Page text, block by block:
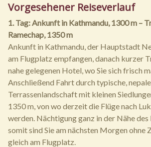
Vorgesehener Reiseverlauf
1. Tag: Ankunft in Kathmandu, 1300 m –
Ramechap, 1350 m
Ankunft in Kathmandu, der Hauptstadt
am Flugplatz empfangen, danach kurzer
nahe gelegenen Hotel, wo Sie sich frisch
Anschließend Fahrt durch typische,
Terrassenlandschaft mit kleinen
1350 m, von wo derzeit die Flüge nach
werden. Nächtigung ganz in der Nähe des
somit sind Sie am nächsten Morgen ohne
gleich am Flugplatz.